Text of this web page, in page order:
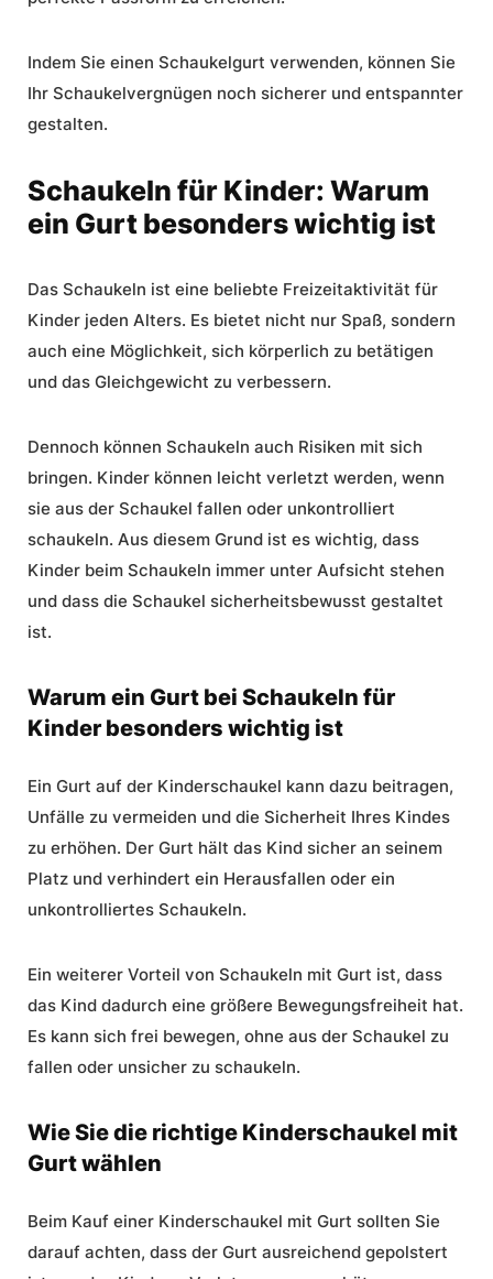
Indem Sie einen Schaukelgurt verwenden, können Sie
Ihr Schaukelvergnügen noch sicherer und entspannter
gestalten.
Schaukeln für Kinder: Warum
ein Gurt besonders wichtig ist
Das Schaukeln ist eine beliebte Freizeitaktivität für
Kinder jeden Alters. Es bietet nicht nur Spaß, sondern
auch eine Möglichkeit, sich körperlich zu betätigen
und das Gleichgewicht zu verbessern.
Dennoch können Schaukeln auch Risiken mit sich
bringen. Kinder können leicht verletzt werden, wenn
sie aus der Schaukel fallen oder unkontrolliert
schaukeln. Aus diesem Grund ist es wichtig, dass
Kinder beim Schaukeln immer unter Aufsicht stehen
und dass die Schaukel sicherheitsbewusst gestaltet
ist.
Warum ein Gurt bei Schaukeln für
Kinder besonders wichtig ist
Ein Gurt auf der Kinderschaukel kann dazu beitragen,
Unfälle zu vermeiden und die Sicherheit Ihres Kindes
zu erhöhen. Der Gurt hält das Kind sicher an seinem
Platz und verhindert ein Herausfallen oder ein
unkontrolliertes Schaukeln.
Ein weiterer Vorteil von Schaukeln mit Gurt ist, dass
das Kind dadurch eine größere Bewegungsfreiheit hat.
Es kann sich frei bewegen, ohne aus der Schaukel zu
fallen oder unsicher zu schaukeln.
Wie Sie die richtige Kinderschaukel mit
Gurt wählen
Beim Kauf einer Kinderschaukel mit Gurt sollten Sie
darauf achten, dass der Gurt ausreichend gepolstert